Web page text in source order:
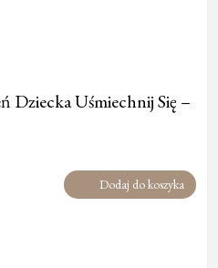
Dziecka Uśmiechnij Się –
Dodaj do koszyka